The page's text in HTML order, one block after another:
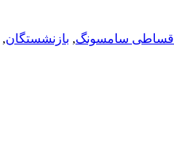
اقساطی سامسونگ, بازنشستگان,